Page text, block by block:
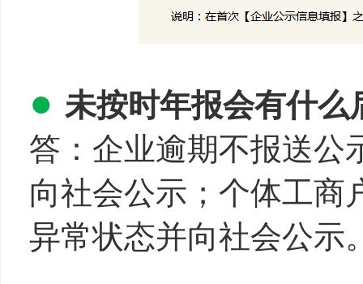
● 未按时年报会有什么
答：企业逾期不报送公
向社会公示；个体工商
异常状态并向社会公示